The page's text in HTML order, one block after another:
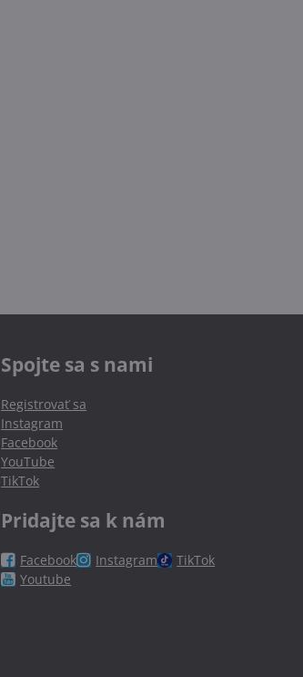
Spojte sa s nami
Registrovať sa
Instagram
Facebook
YouTube
TikTok
Pridajte sa k nám
Facebook Instagram
TikTok
Youtube